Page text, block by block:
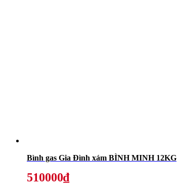
Bình gas Gia Đình xám BÌNH MINH 12KG
510000₫